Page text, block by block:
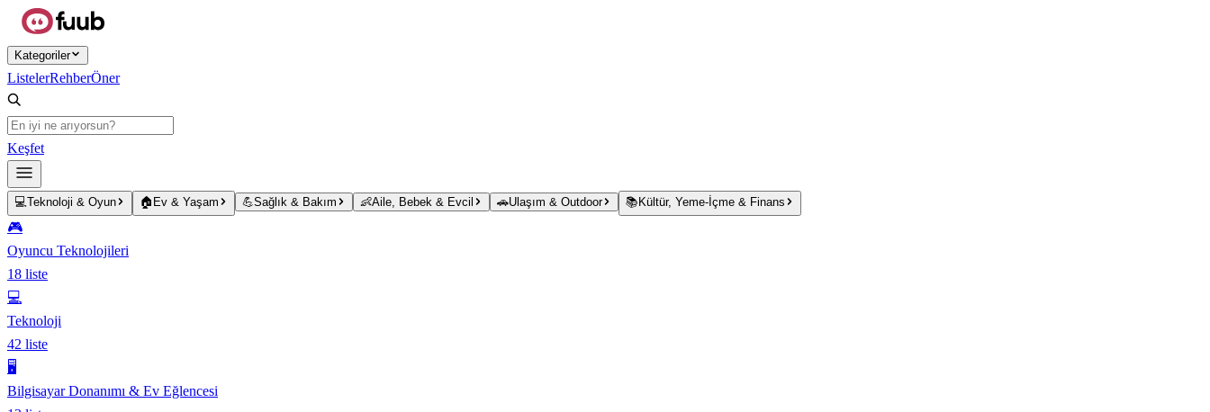
Ana içeriğe atla
Kategoriler
ListelerRehberÖner
Keşfet
💻Teknoloji & Oyun 🏠 Ev & Yaşam 💪Sağlık & Bakım 👶Aile, Bebek & Evcil 🚗Ulaşım & Outdoor 📚 Kültür, Yeme-İçme & Finans
🎮
Oyuncu Teknolojileri
18 liste
💻
Teknoloji
42 liste
🖥️
Bilgisayar Donanımı & Ev Eğlencesi